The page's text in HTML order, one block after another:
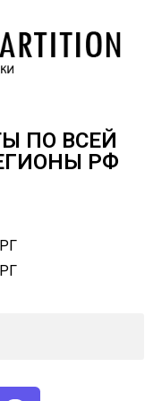
ПО ВСЕЙ
РФ